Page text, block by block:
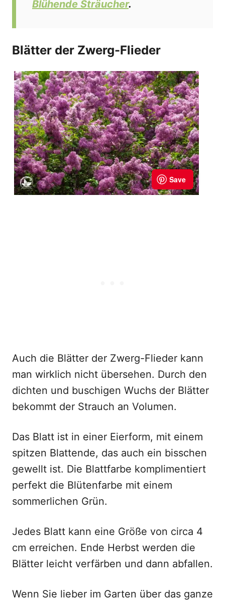
Blühende Sträucher.
Blätter der Zwerg-Flieder
Auch die Blätter der Zwerg-Flieder kann
man wirklich nicht übersehen. Durch den
dichten und buschigen Wuchs der Blätter
bekommt der Strauch an Volumen.
Das Blatt ist in einer Eierform, mit einem
spitzen Blattende, das auch ein bisschen
gewellt ist. Die Blattfarbe komplimentiert
perfekt die Blütenfarbe mit einem
sommerlichen Grün.
Jedes Blatt kann eine Größe von circa 4
cm erreichen. Ende Herbst werden die
Blätter leicht verfärben und dann abfallen.
Wenn Sie lieber im Garten über das ganze